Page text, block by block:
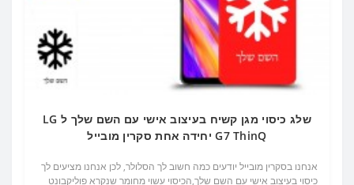
שלג כיסוי מגן קשיח בעיצוב אישי עם השם שלך ל LG
G7 ThinQ יחידה אחת סקרין מובייל
אנחנו בסקרין מובייל יודעים כמה חשוב לך הסלולר, לכן אנחנו מציעים לך
כיסוי בעיצוב אישי עם השם שלך,הכיסוי עשוי מחומר שנקרא פוליקבונט